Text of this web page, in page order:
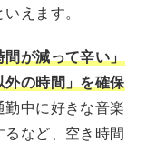
えます。
が減って辛い」
外の時間」を確保
勤中に好きな音楽
など、空き時間